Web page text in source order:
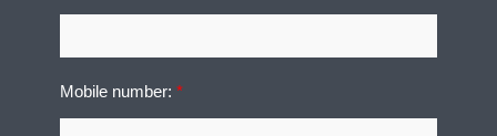
Mobile number:*